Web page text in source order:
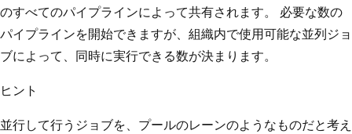
のすべてのパイプラインによって共有されます。 必要な数の
パイプラインを開始できますが、組織内で使用可能な並列ジョ
ブによって、同時に実行できる数が決まります。
ヒント
並行して行うジョブを、プールのレーンのようなものだと考え